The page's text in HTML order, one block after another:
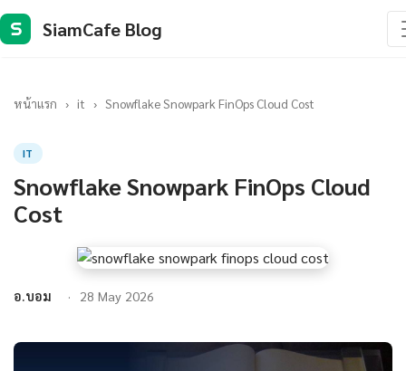
S SiamCafe Blog
หน้าแรก › it › Snowflake Snowpark FinOps Cloud Cost
IT
Snowflake Snowpark FinOps Cloud
Cost
อ.บอม 28 May 2026